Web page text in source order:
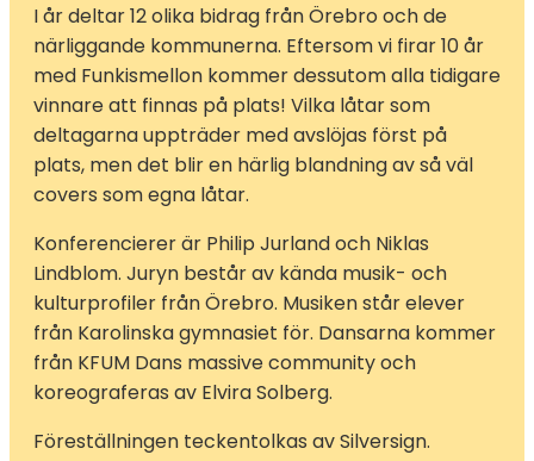
I år deltar 12 olika bidrag från Örebro och de
närliggande kommunerna. Eftersom vi firar 10 år
med Funkismellon kommer dessutom alla tidigare
vinnare att finnas på plats! Vilka låtar som
deltagarna uppträder med avslöjas först på
plats, men det blir en härlig blandning av så väl
covers som egna låtar.
Konferencierer är Philip Jurland och Niklas
Lindblom. Juryn består av kända musik- och
kulturprofiler från Örebro. Musiken står elever
från Karolinska gymnasiet för. Dansarna kommer
från KFUM Dans massive community och
koreograferas av Elvira Solberg.
Föreställningen teckentolkas av Silversign.